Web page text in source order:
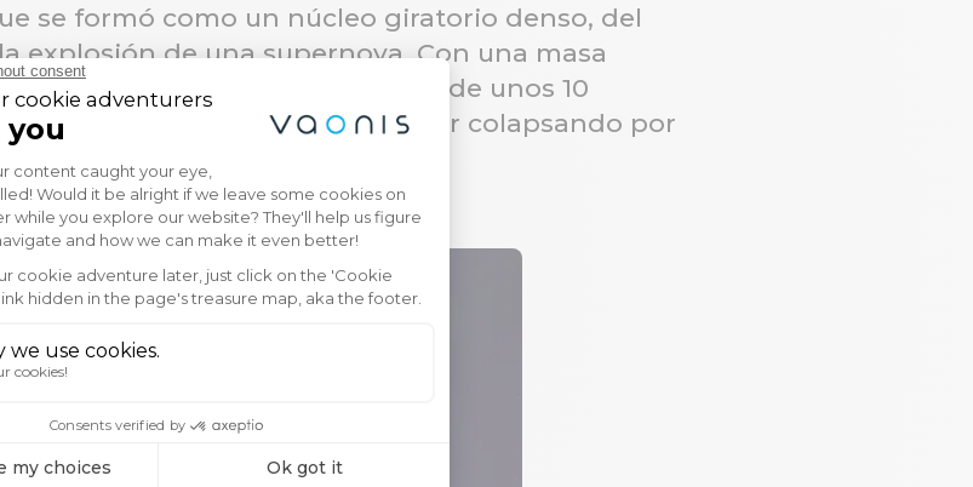
se formó como un núcleo giratorio denso, del
explosión de una supernova. Con una masa
comprimidas en un diámetro de unos 10
se ve impedida de seguir colapsando por
de degeneración neutrónica